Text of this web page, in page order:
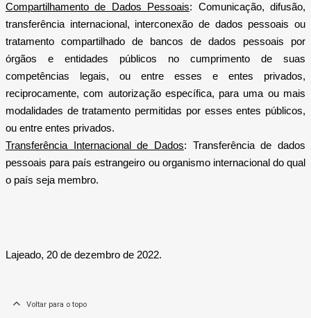
Compartilhamento de Dados Pessoais: Comunicação, difusão,
transferência internacional, interconexão de dados pessoais ou
tratamento compartilhado de bancos de dados pessoais por
órgãos e entidades públicos no cumprimento de suas
competências legais, ou entre esses e entes privados,
reciprocamente, com autorização específica, para uma ou mais
modalidades de tratamento permitidas por esses entes públicos,
ou entre entes privados.
Transferência Internacional de Dados: Transferência de dados
pessoais para país estrangeiro ou organismo internacional do qual
o país seja membro.
Lajeado, 20 de dezembro de 2022.
Voltar para o topo